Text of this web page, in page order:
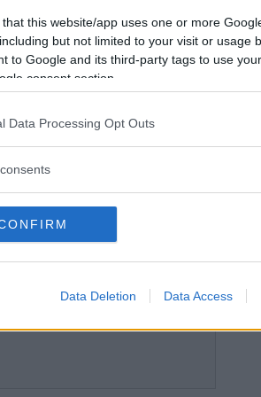
that this website/app uses one or more
but not limited to your visit or usage
to Google and its third-party tags to use
consent section.
Data Processing Opt Outs
Data Deletion Data Access